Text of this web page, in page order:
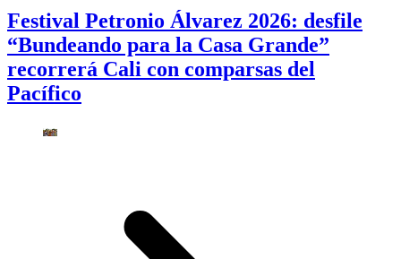
Festival Petronio Álvarez 2026: desfile
“Bundeando para la Casa Grande”
recorrerá Cali con comparsas del
Pacífico